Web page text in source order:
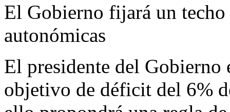
El Gobierno fijará un techo
autonómicas
El presidente del
objetivo de déficit del 6%